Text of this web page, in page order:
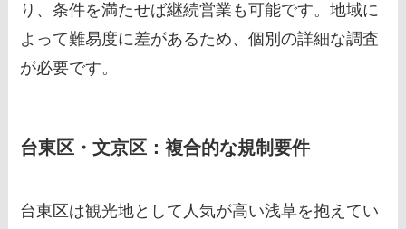
り、条件を満たせば継続営業も可能です。地域に
よって難易度に差があるため、個別の詳細な調査
が必要です。
台東区・文京区：複合的な規制要件
台東区は観光地として人気が高い浅草を抱えてい